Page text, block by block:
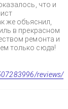
что и
же объяснил,
в прекрасном
ремонта и
только сюда!
reviews/